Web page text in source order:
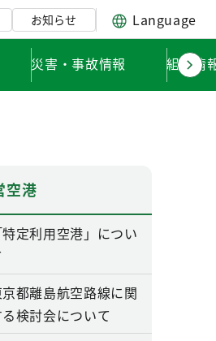
お知らせ Language
災害・事故情報 組織情
空港
特定利用空港」につい
京都離島航空路線に関
る検討会について